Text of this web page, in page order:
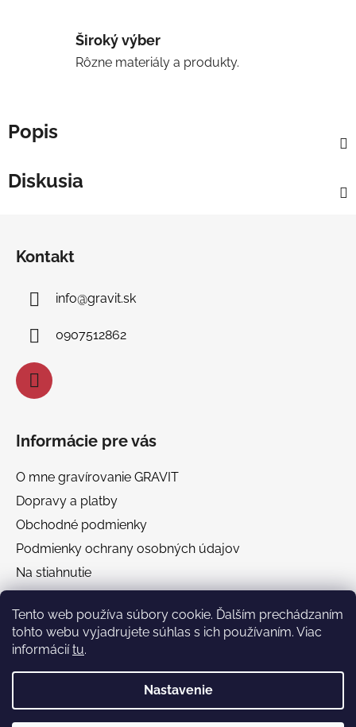
Tento web používa súbory cookie. Ďalším prechádzaním
tohto webu vyjadrujete súhlas s ich používaním. Viac
informáciítu.
Nastavenie
Široký výber
Rôzne materiály a produkty.
Popis
Diskusia
Kontakt
info@gravit.sk
0907512862
Informácie pre vás
O mne gravírovanie GRAVIT
Dopravy a platby
Obchodné podmienky
Podmienky ochrany osobných údajov
Na stiahnutie
Facebook
🎁 Darčekový poradca